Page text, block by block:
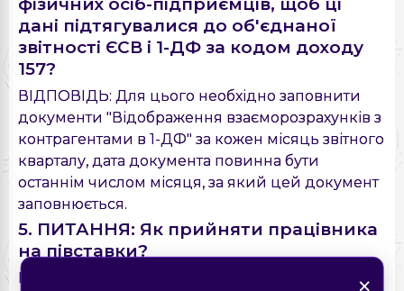
фізичних осіб-підприємців, щоб ці
дані підтягувалися до об'єднаної
звітності ЄСВ і 1-ДФ за кодом доходу
157?
ВІДПОВІДЬ: Для цього необхідно заповнити
документи "Відображення взаєморозрахунків з
контрагентами в 1-ДФ" за кожен місяць звітного
кварталу, дата документа повинна бути
останнім числом місяця, за який цей документ
заповнюється.
5. ПИТАННЯ: Як прийняти працівника
на півставки?
ВІДПОВІДЬ: Прийом на роботу співробітника
×